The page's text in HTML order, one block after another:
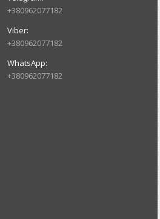
+380962077182
+380962077182
+380962077182